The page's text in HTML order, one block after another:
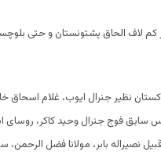
کم لاف الحاق پشتونستان و حتی
نظیر جنرال ایوب، غلام اسحاق
سابق فوج جنرال وحید کاکر، روسای
نصیراله بابر، مولانا فضل